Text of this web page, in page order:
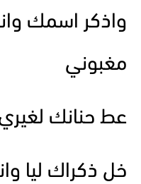
واذكر اسمك
مغبوني
عط حنانك
خل ذكراك ليا